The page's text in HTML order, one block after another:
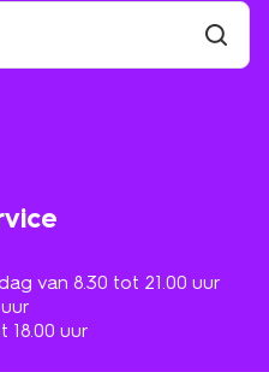
van 8.30 tot 21.00 uur
18.00 uur